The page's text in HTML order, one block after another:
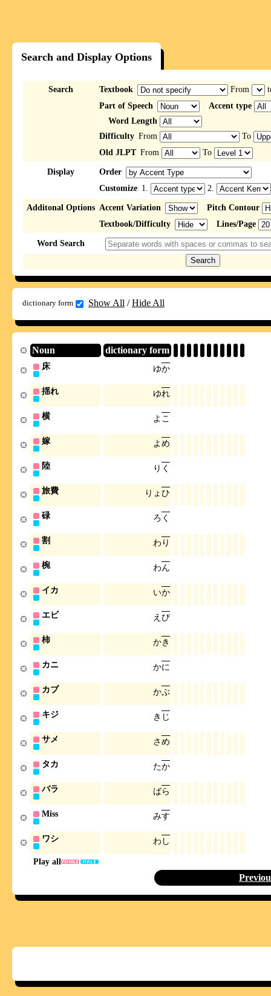
Search and Display Options
Search Textbook From
Part of Speech
Accent type
Word Length
Difficulty From
To
Old JLPT From To
Display
Order
Customize 1. 2.
Additonal Options Accent Variation
Pitch Contour
Textbook/Difficulty
Lines/Page
Word Search
dictionary form Show All /Hide All
Noun dictionary form
Play all
床 ゆか
揺れ ゆれ
横 よ こ
嫁 よめ
陸 り く
旅費 り ょひ
碌 ろ く
割 わ り
椀 わん
イカ いか
エビ え び
柿 かき
カニ かに
カブ かぶ
キジ き じ
サメ さめ
タカ たか
バラ ばら
Miss みす
ワシ わ し